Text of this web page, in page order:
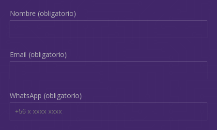
Nombre (obligatorio)
Email (obligatorio)
WhatsApp (obligatorio)